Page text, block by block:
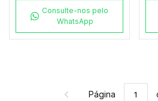
Consulte-nos pelo
WhatsApp
Página